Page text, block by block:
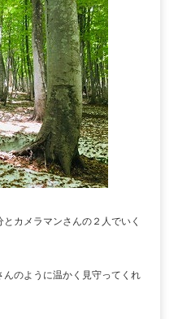
カメラマンさんの２人でいく
のように温かく見守ってくれ